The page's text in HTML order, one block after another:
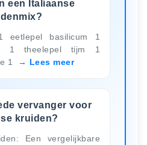
een Italiaanse
eetlepel basilicum 1
1 theelepel tijm 1
1
Lees meer
vervanger voor
kruiden?
Een vergelijkbare